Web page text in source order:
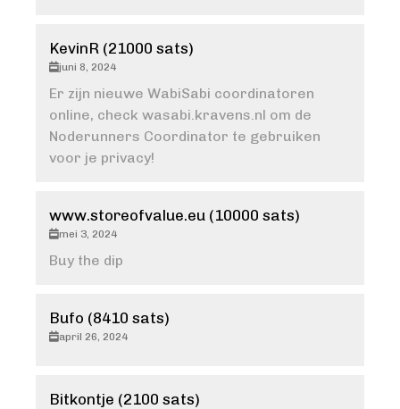
KevinR (21000 sats)
juni 8, 2024
Er zijn nieuwe WabiSabi coordinatoren
online, check wasabi.kravens.nl om de
Noderunners Coordinator te gebruiken
voor je privacy!
www.storeofvalue.eu (10000 sats)
mei 3, 2024
Buy the dip
Bufo (8410 sats)
april 26, 2024
Bitkontje (2100 sats)